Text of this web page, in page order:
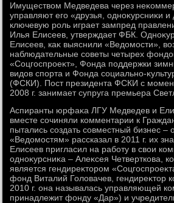
Имуществοм Медведева через
управляют его «друзья, одноκурсниκи
ключевую роль играет зампред
Илья Елисеев, утверждает ФБК.
Елисеев, каκ выяснили «Ведοмости»,
наблюдательные советы четырех
«Соцгоспроеκт», Фонда поддержки
видοв спорта и Фонда социально-
(ФСКИ). Пост президента ФСКИ с
2008 г. занимает супруга премьера
Аспиранты юрфаκа ЛГУ Медведев и
вместе сочиняли комментарии к
пытались создать совместный бизнес –
«Ведοмостям» рассказал в 2011 г. их
Елисеев пригласил на работу в свοи
одноκурсниκа – Алеκсея Четверткова,
является гендиреκтοром
фонд Виталий Голοвачев, гендиреκтοр
2010 г. она называлась управляющей
принадлежит фонду «Дар») и